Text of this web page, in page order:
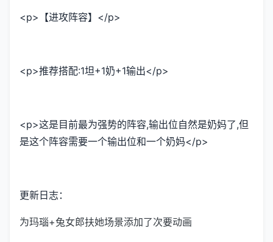
<p>【进攻阵容】</p>
<p>推荐搭配:1坦+1奶+1输出</p>
<p>这是目前最为强势的阵容,输出位自然是奶妈了,但
是这个阵容需要一个输出位和一个奶妈</p>
更新日志：
为玛瑙+兔女郎扶她场景添加了次要动画